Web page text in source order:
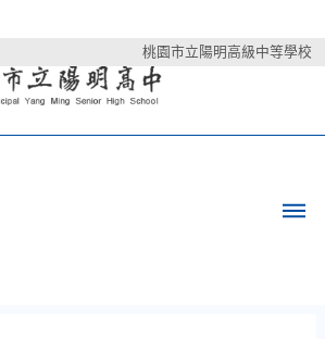
桃園市立陽明高級中等學校